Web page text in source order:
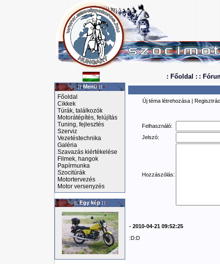
: Főoldal : :
:: Menü ::
Főoldal
Cikkek
Túrák, találkozók
Motorátépítés, felújítás
Tuning, fejlesztés
Szerviz
Vezetéstechnika
Galéria
Szavazás kiértékelése
Filmek, hangok
Papírmunka
Szocitúrák
Motortervezés
Motor versenyzés
:: Egy kép ::
Új téma létrehozása |
Felhasználó:
Jelszó:
Hozzászólás:
- 2010-04-21 09:52:25
:D:D